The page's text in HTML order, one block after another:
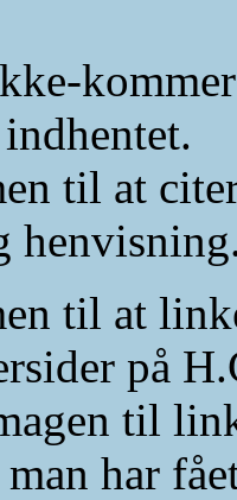
til at
til at
på
til
har